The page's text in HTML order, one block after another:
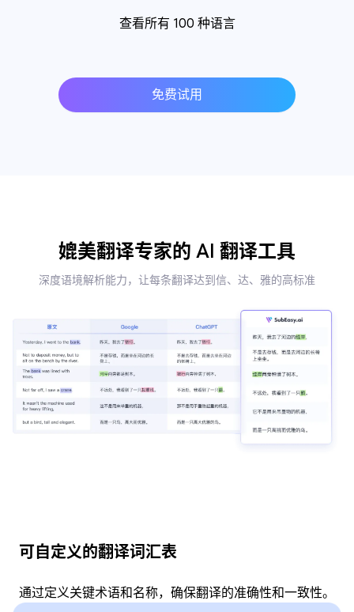
查看所有 100 种语言
免费试用
媲美翻译专家的 AI 翻译工具
深度语境解析能力，让每条翻译达到信、达、雅的高标准
可自定义的翻译词汇表
通过定义关键术语和名称，确保翻译的准确性和一致性。